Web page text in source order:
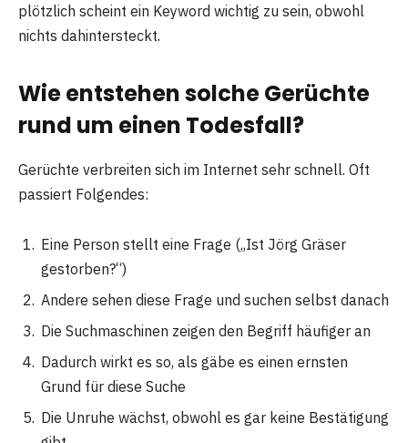
plötzlich scheint ein Keyword wichtig zu sein, obwohl
nichts dahintersteckt.
Wie entstehen solche Gerüchte
rund um einen Todesfall?
Gerüchte verbreiten sich im Internet sehr schnell. Oft
passiert Folgendes:
Eine Person stellt eine Frage („Ist Jörg Gräser
gestorben?“)
Andere sehen diese Frage und suchen selbst danach
Die Suchmaschinen zeigen den Begriff häufiger an
Dadurch wirkt es so, als gäbe es einen ernsten
Grund für diese Suche
Die Unruhe wächst, obwohl es gar keine Bestätigung